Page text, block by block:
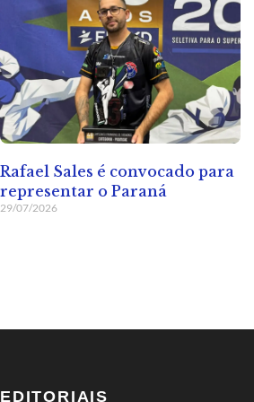
Rafael Sales é convocado para
representar o Paraná
29/07/2026
EDITORIAIS